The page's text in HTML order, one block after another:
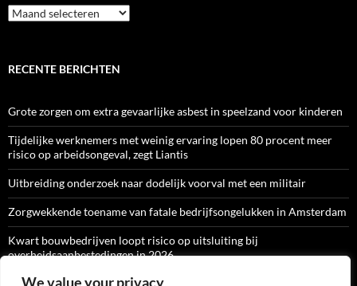
We value your privacy
Archief
RECENTE BERICHTEN
Grote zorgen om extra gevaarlijke asbest in speelzand voor kinderen
Tijdelijke werknemers met weinig ervaring lopen 80 procent meer
risico op arbeidsongeval, zegt Liantis
Uitbreiding onderzoek naar dodelijk voorval met een militair
Zorgwekkende toename van fatale bedrijfsongelukken in Amsterdam
Kwart bouwbedrijven loopt risico op uitsluiting bij
overheidsaanbestedingen in 2026